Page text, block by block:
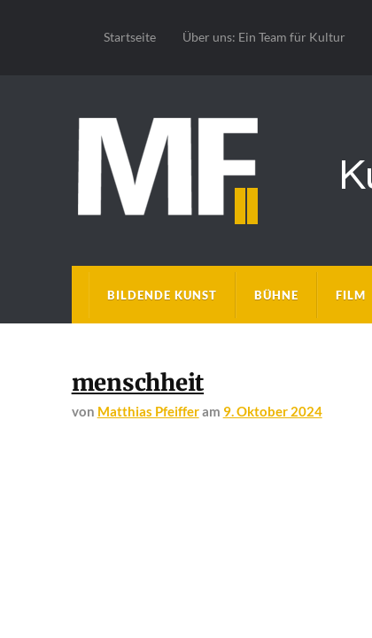
Startseite Über uns: Ein Team für Kultur
BILDENDE KUNST BÜHNE FILM
menschheit
von Matthias Pfeifferam 9. Oktober 2024